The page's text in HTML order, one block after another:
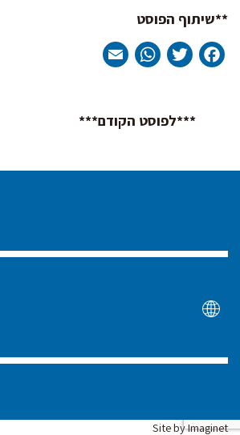
**שיתוף הפוסט
Facebook
Twitter
WhatsApp
تصفّح
المقالات
***לפוסט הקודם***
Site byImaginet